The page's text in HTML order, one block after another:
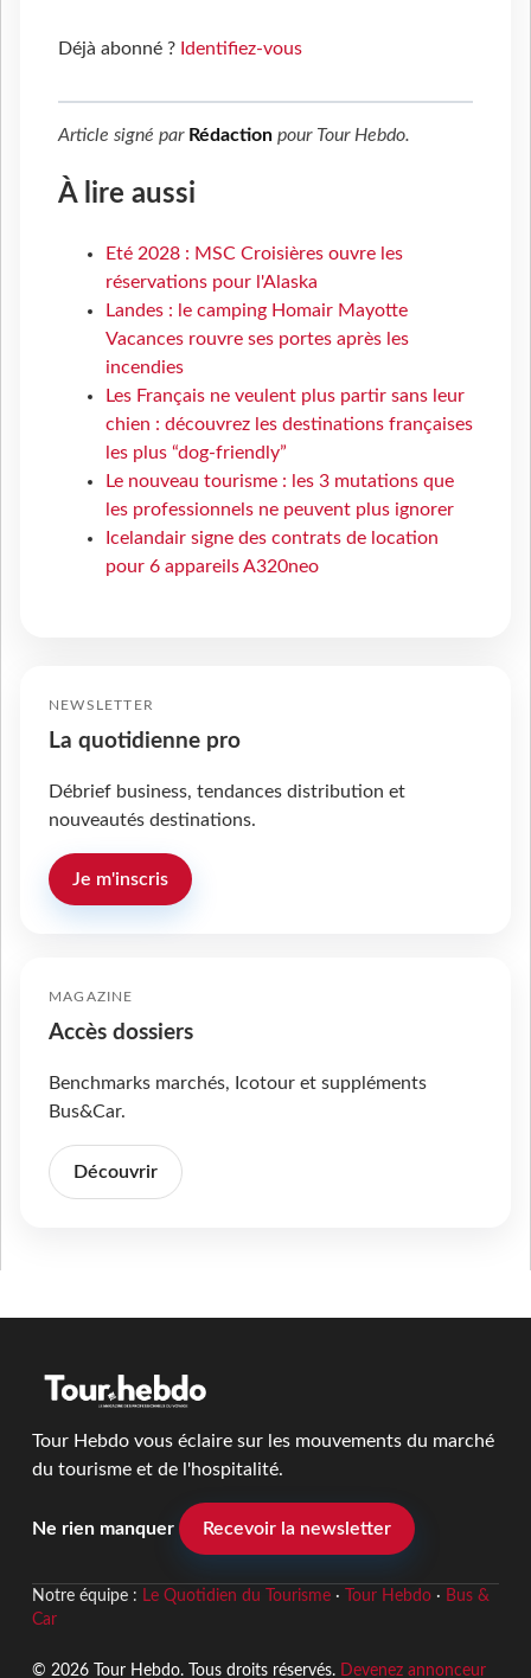
Déjà abonné ? Identifiez-vous
Article signé par Rédaction pour Tour Hebdo.
À lire aussi
Eté 2028 : MSC Croisières ouvre les
réservations pour l'Alaska
Landes : le camping Homair Mayotte
Vacances rouvre ses portes après les
incendies
Les Français ne veulent plus partir sans leur
chien : découvrez les destinations françaises
les plus “dog-friendly”
Le nouveau tourisme : les 3 mutations que
les professionnels ne peuvent plus ignorer
Icelandair signe des contrats de location
pour 6 appareils A320neo
NEWSLETTER
La quotidienne pro
Débrief business, tendances distribution et
nouveautés destinations.
Je m'inscris
MAGAZINE
Accès dossiers
Benchmarks marchés, Icotour et suppléments
Bus&Car.
Découvrir
Tour Hebdo vous éclaire sur les mouvements du marché
du tourisme et de l'hospitalité.
Ne rien manquer Recevoir la newsletter
Notre équipe : Le Quotidien du Tourisme· Tour Hebdo· Bus &
Car
© 2026 Tour Hebdo. Tous droits réservés. Devenez annonceur